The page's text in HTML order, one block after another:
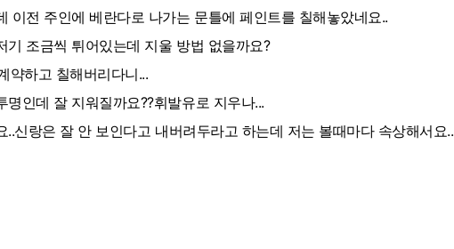
이전 주인에 베란다로 나가는 문틀에 페인트를 칠해놓았네요..
기 조금씩 튀어있는데 지울 방법 없을까요?
약하고 칠해버리다니...
명인데 잘 지워질까요??휘발유로 지우나...
..신랑은 잘 안 보인다고 내버려두라고 하는데 저는 볼때마다 속상해서요..